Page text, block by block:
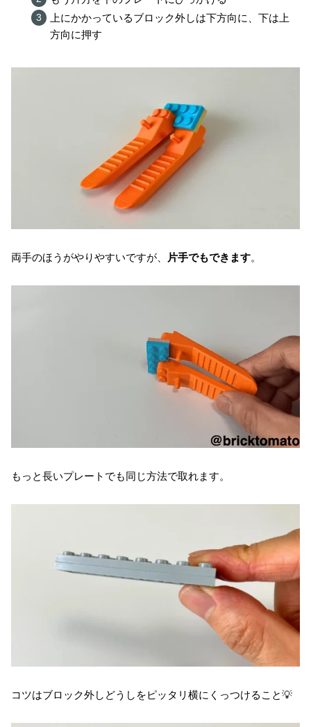
上にかかっているブロック外しは下方向に、下は上
方向に押す
両手のほうがやりやすいですが、 片手でもできます。
もっと長いプレートでも同じ方法で取れます。
コツはブロック外しどうしをピッタリ横にくっつけること💡